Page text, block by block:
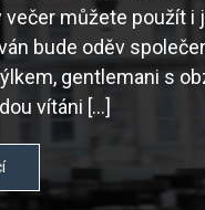
můžete použít i
bude oděv
gentlemani s
vítáni […]